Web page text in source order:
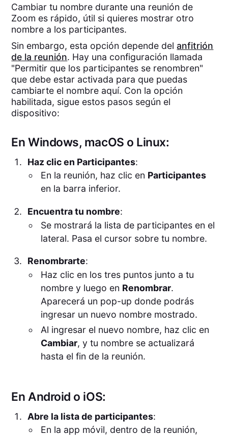
Cambiar tu nombre durante una reunión de
Zoom es rápido, útil si quieres mostrar otro
nombre a los participantes.
Sin embargo, esta opción depende delanfitrión
de la reunión. Hay una configuración llamada
"Permitir que los participantes se renombren"
que debe estar activada para que puedas
cambiarte el nombre aquí. Con la opción
habilitada, sigue estos pasos según el
dispositivo:
En Windows, macOS o Linux:
Haz clic en Participantes:
En la reunión, haz clic en Participantes
en la barra inferior.
Encuentra tu nombre:
Se mostrará la lista de participantes en el
lateral. Pasa el cursor sobre tu nombre.
Renombrarte:
Haz clic en los tres puntos junto a tu
nombre y luego en Renombrar.
Aparecerá un pop-up donde podrás
ingresar un nuevo nombre mostrado.
Al ingresar el nuevo nombre, haz clic en
Cambiar, y tu nombre se actualizará
hasta el fin de la reunión.
En Android o iOS:
Abre la lista de participantes:
En la app móvil, dentro de la reunión,